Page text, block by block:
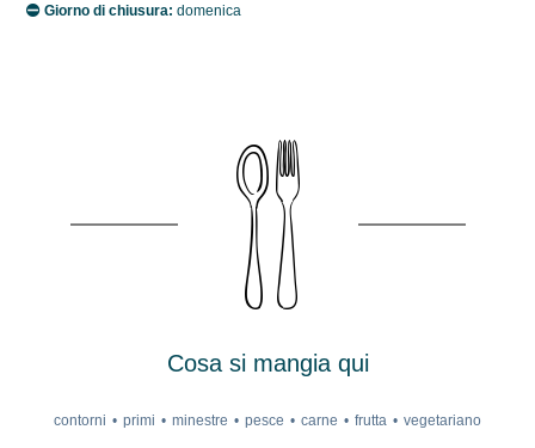
Giorno di chiusura: domenica
Cosa si mangia qui
contorni primi minestre pesce carne frutta vegetariano